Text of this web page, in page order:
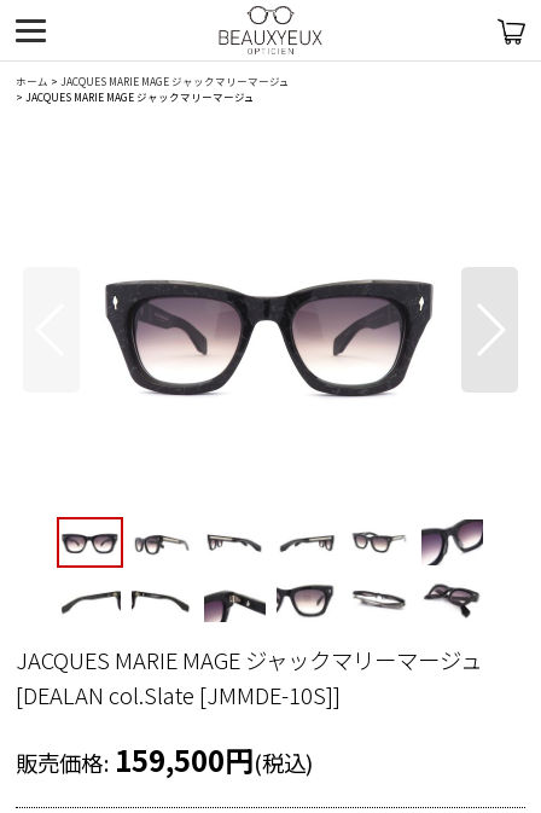
ホーム > JACQUES MARIE MAGE ジャックマリーマージュ
> JACQUES MARIE MAGE ジャックマリーマージュ
JACQUES MARIE MAGE ジャックマリーマージュ
[DEALAN col.Slate [JMMDE-10S]]
販売価格: 159,500円(税込)